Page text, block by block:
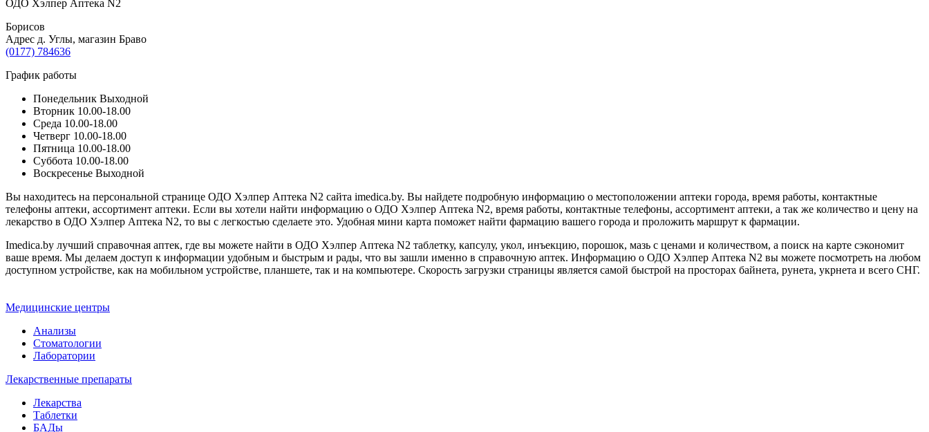
ОДО Хэлпер Аптека N2
Борисов
Адрес д. Углы, магазин Браво
(0177) 784636
График работы
Понедельник Выходной
Вторник 10.00-18.00
Среда 10.00-18.00
Четверг 10.00-18.00
Пятница 10.00-18.00
Суббота 10.00-18.00
Воскресенье Выходной
Вы находитесь на персональной странице ОДО Хэлпер Аптека N2 сайта imedica.by. Вы найдете подробную информацию о местоположении аптеки города, время работы, контактные
телефоны аптеки, ассортимент аптеки. Если вы хотели найти информацию о ОДО Хэлпер Аптека N2, время работы, контактные телефоны, ассортимент аптеки, а так же количество и цену на
лекарство в ОДО Хэлпер Аптека N2, то вы с легкостью сделаете это. Удобная мини карта поможет найти фармацию вашего города и проложить маршрут к фармации.
Imedica.by лучший справочная аптек, где вы можете найти в ОДО Хэлпер Аптека N2 таблетку, капсулу, укол, инъекцию, порошок, мазь с ценами и количеством, а поиск на карте сэкономит
ваше время. Мы делаем доступ к информации удобным и быстрым и рады, что вы зашли именно в справочную аптек. Информацию о ОДО Хэлпер Аптека N2 вы можете посмотреть на любом
доступном устройстве, как на мобильном устройстве, планшете, так и на компьютере. Скорость загрузки страницы является самой быстрой на просторах байнета, рунета, укрнета и всего СНГ.
Медицинские центры
Анализы
Стоматологии
Лаборатории
Лекарственные препараты
Лекарства
Таблетки
БАДы